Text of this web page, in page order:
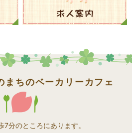
まちのベーカリーカフェ
分のところにあります。